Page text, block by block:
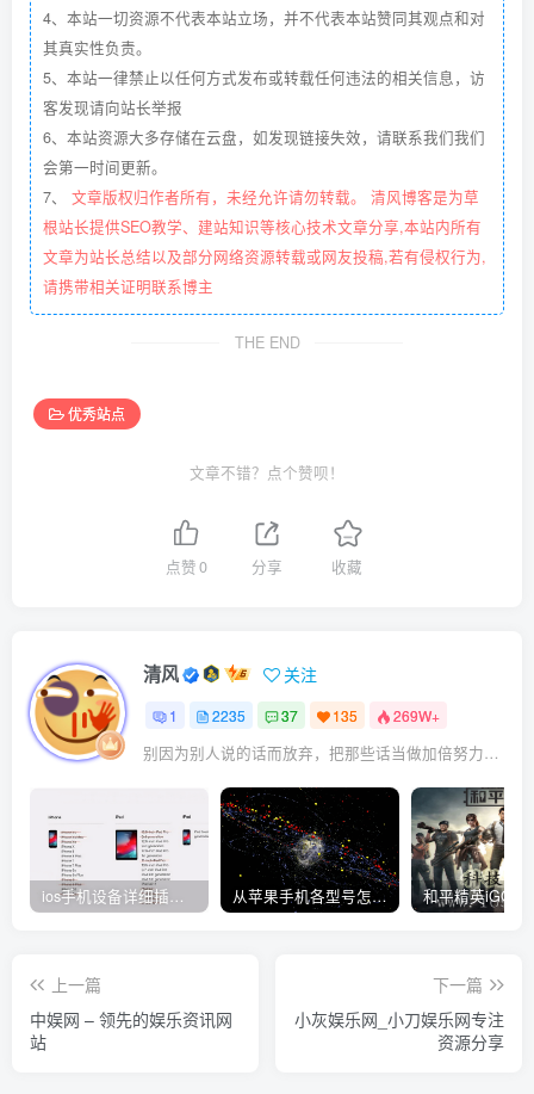
4、本站一切资源不代表本站立场，并不代表本站赞同其观点和对
其真实性负责。
5、本站一律禁止以任何方式发布或转载任何违法的相关信息，访
客发现请向站长举报
6、本站资源大多存储在云盘，如发现链接失效，请联系我们我们
会第一时间更新。
7、 文章版权归作者所有，未经允许请勿转载。 清风博客是为草
根站长提供SEO教学、建站知识等核心技术文章分享,本站内所有
文章为站长总结以及部分网络资源转载或网友投稿,若有侵权行为,
请携带相关证明联系博主
THE END
优秀站点
文章不错？点个赞呗！
点赞0 分享 收藏
清风 关注
1 2235 37 135 269W+
别因为别人说的话而放弃，把那些话当做加倍努力的动力
从苹果手机各型号怎么越狱到怎么开科技完整教程
上一篇
中娱网 – 领先的娱乐资讯网
站
下一篇
小灰娱乐网_小刀娱乐网专注
资源分享